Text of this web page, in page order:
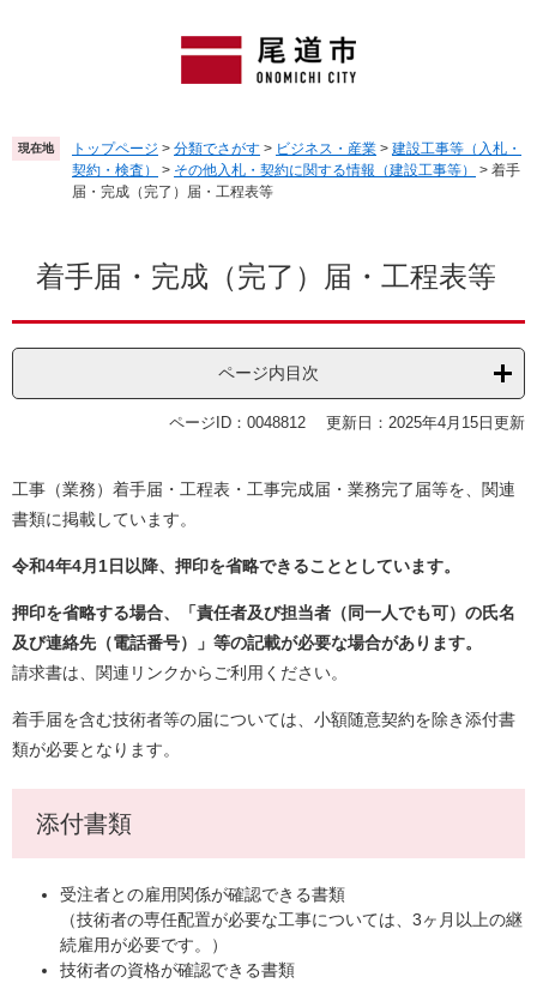
頭
で
飛
ば
現在地 トップページ > 分類でさがす > ビジネス・産業 > 建設工事等（入札・
契約・検査）
> その他入札・契約に関する情報（建設工事等） > 着手
届・完成（完了）届・工程表等
着手届・完成（完了）届・工程表等
ページ内目次
ページID：0048812 更新日：2025年4月15日更新
工事（業務）着手届・工程表・工事完成届・業務完了届等を、関連
書類に掲載しています。
令和4年4月1日以降、押印を省略できることとしています。
押印を省略する場合、「責任者及び担当者（同一人でも可）の氏名
及び連絡先（電話番号）」等の記載が必要な場合があります。
請求書は、関連リンクからご利用ください。
着手届を含む技術者等の届については、小額随意契約を除き添付書
類が必要となります。
添付書類
受注者との雇用関係が確認できる書類
（技術者の専任配置が必要な工事については、3ヶ月以上の継
続雇用が必要です。）
技術者の資格が確認できる書類